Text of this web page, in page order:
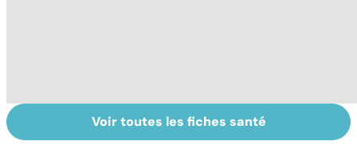
Comment
Accident
Voir toutes les fiches santé